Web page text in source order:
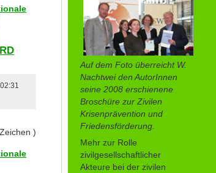
)
Auf dem Foto überreicht W.
Nachtwei den AutorInnen
seine 2008 erschienene
Broschüre zur Zivilen
Krisenprävention und
Friedensförderung.
Mehr zur Rolle
zivilgesellschaftlicher
Akteure bei der zivilen